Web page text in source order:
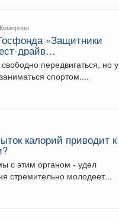
«Защитники
драйв
средств
специальной
опорно-
передвигаться, но у
спортом....
калорий приводит к
с этим органом - удел
стремительно молодеет...